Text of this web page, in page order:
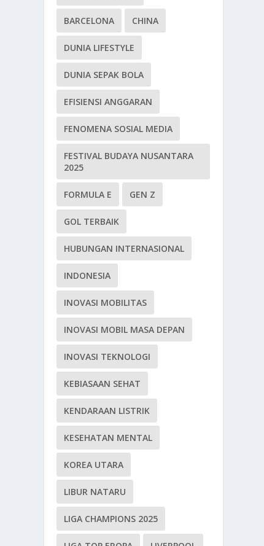
BARCELONA CHINA
DUNIA LIFESTYLE
DUNIA SEPAK BOLA
EFISIENSI ANGGARAN
FENOMENA SOSIAL MEDIA
FESTIVAL BUDAYA NUSANTARA
2025
FORMULA E GEN Z
GOL TERBAIK
HUBUNGAN INTERNASIONAL
INDONESIA
INOVASI MOBILITAS
INOVASI MOBIL MASA DEPAN
INOVASI TEKNOLOGI
KEBIASAAN SEHAT
KENDARAAN LISTRIK
KESEHATAN MENTAL
KOREA UTARA
LIBUR NATARU
LIGA CHAMPIONS 2025